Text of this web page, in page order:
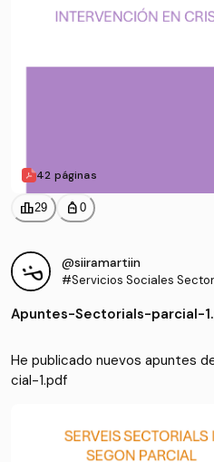
42 páginas
leaderboard29 personal_bag 0
@siiramartiin
#Servicios Sociales
Apuntes-Sectorials-parcial-
He publicado nuevos apuntes
cial-1.pdf